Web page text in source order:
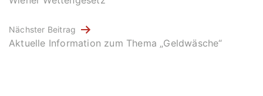
Nächster Beitrag
Aktuelle Information zum Thema „Geldwäsche“